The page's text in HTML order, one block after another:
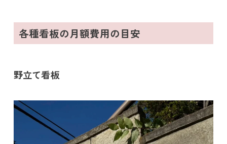
各種看板の月額費用の目安
野立て看板